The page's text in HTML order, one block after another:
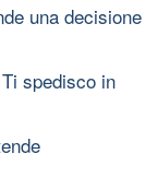
una decisione
spedisco in